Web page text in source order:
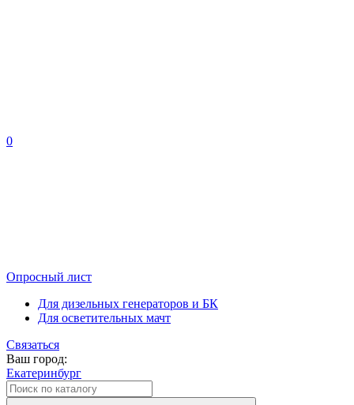
0
Опросный лист
Для дизельных генераторов и БК
Для осветительных мачт
Связаться
Ваш город:
Екатеринбург